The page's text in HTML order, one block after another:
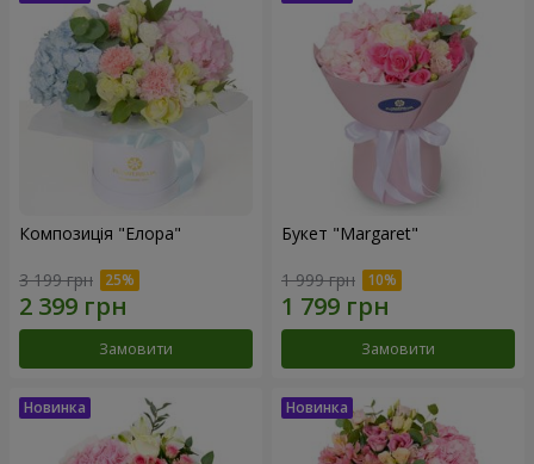
Композиція "Елора"
3 199 грн
Замовити
Букет "Margaret"
1 999 грн
Замовити